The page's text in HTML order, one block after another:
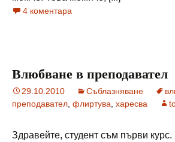
4 коментара
Влюбване в преподавател
29.10.2010 Съблазняване
преподавател флиртува харесва
Здравейте, студент съм първи